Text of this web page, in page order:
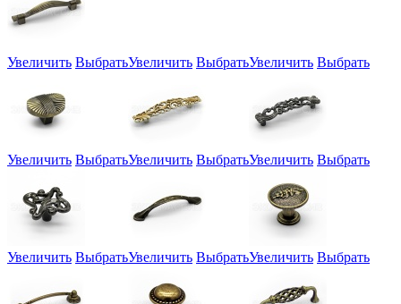
Увеличить ВыбратьУвеличить ВыбратьУвеличить Выбрать
Увеличить ВыбратьУвеличить ВыбратьУвеличить Выбрать
Увеличить ВыбратьУвеличить ВыбратьУвеличить Выбрать